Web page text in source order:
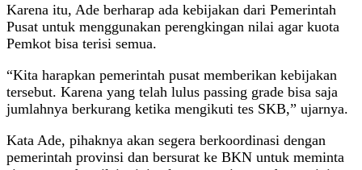
Karena itu, Ade berharap ada kebijakan dari Pemerintah
Pusat untuk menggunakan perengkingan nilai agar kuota
Pemkot bisa terisi semua.
“Kita harapkan pemerintah pusat memberikan kebijakan
tersebut. Karena yang telah lulus passing grade bisa saja
jumlahnya berkurang ketika mengikuti tes SKB,” ujarnya.
Kata Ade, pihaknya akan segera berkoordinasi dengan
pemerintah provinsi dan bersurat ke BKN untuk meminta